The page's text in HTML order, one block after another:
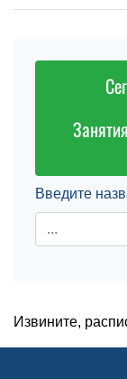
Введите
Извините,